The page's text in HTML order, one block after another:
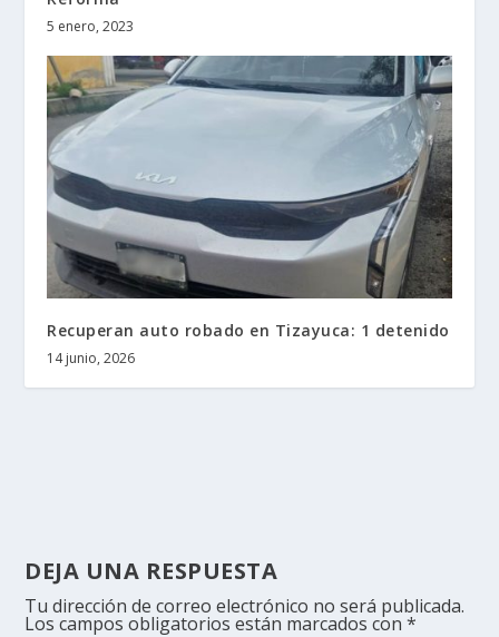
5 enero, 2023
Recuperan auto robado en Tizayuca: 1 detenido
14 junio, 2026
DEJA UNA RESPUESTA
Tu dirección de correo electrónico no será publicada.
Los campos obligatorios están marcados con*